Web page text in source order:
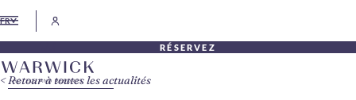
FR
RÉSERVEZ
Retour à toutes les actualités